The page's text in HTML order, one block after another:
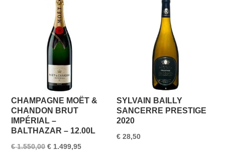
CHAMPAGNE MOËT &
CHANDON BRUT
IMPÉRIAL –
BALTHAZAR – 12.00L
€1.550,00 Oorspronkelijke
€ 1.499,95Huidige
SYLVAIN BAILLY
SANCERRE PRESTIGE
2020
€ 28,50